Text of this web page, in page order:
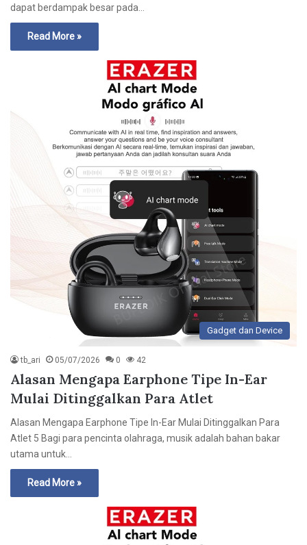
dapat berdampak besar pada…
Read More »
Gadget dan Device
tb_ari 05/07/2026 0 42
Alasan Mengapa Earphone Tipe In-Ear
Mulai Ditinggalkan Para Atlet
Alasan Mengapa Earphone Tipe In-Ear Mulai Ditinggalkan Para
Atlet 5 Bagi para pencinta olahraga, musik adalah bahan bakar
utama untuk…
Read More »